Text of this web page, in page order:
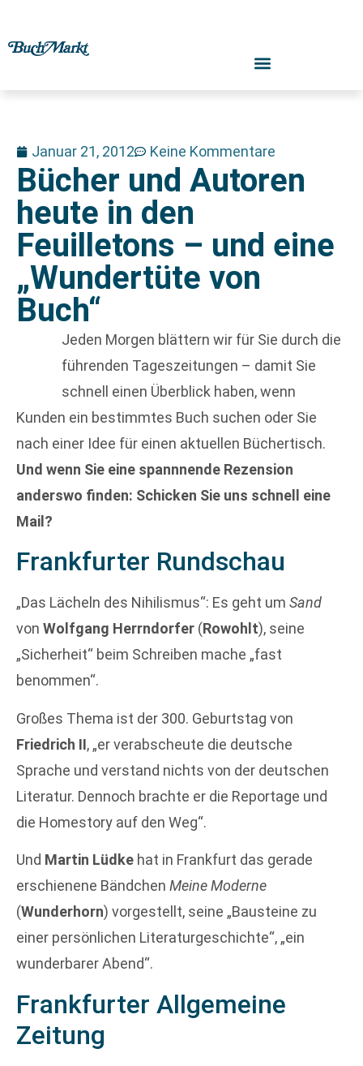
Januar 21, 2012 Keine Kommentare
Bücher und Autoren
heute in den
Feuilletons – und eine
„Wundertüte von
Buch“
Jeden Morgen blättern wir für Sie durch die
führenden Tageszeitungen – damit Sie
schnell einen Überblick haben, wenn
Kunden ein bestimmtes Buch suchen oder Sie
nach einer Idee für einen aktuellen Büchertisch.
Und wenn Sie eine spannnende Rezension
anderswo finden: Schicken Sie uns schnell eine
Mail?
Frankfurter Rundschau
„Das Lächeln des Nihilismus“: Es geht um Sand
von Wolfgang Herrndorfer (Rowohlt), seine
„Sicherheit“ beim Schreiben mache „fast
benommen“.
Großes Thema ist der 300. Geburtstag von
Friedrich II, „er verabscheute die deutsche
Sprache und verstand nichts von der deutschen
Literatur. Dennoch brachte er die Reportage und
die Homestory auf den Weg“.
Und Martin Lüdke hat in Frankfurt das gerade
erschienene Bändchen Meine Moderne
(Wunderhorn) vorgestellt, seine „Bausteine zu
einer persönlichen Literaturgeschichte“, „ein
wunderbarer Abend“.
Frankfurter Allgemeine
Zeitung